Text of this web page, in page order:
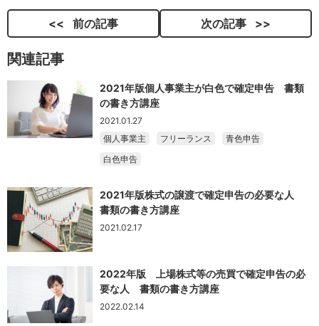
前の記事 次の記事
関連記事
2021年版個人事業主が白色で確定申告 書類
の書き方講座
2021.01.27
個人事業主
フリーランス
青色申告
白色申告
2021年版株式の譲渡で確定申告の必要な人
書類の書き方講座
2021.02.17
2022年版 上場株式等の売買で確定申告の必
要な人 書類の書き方講座
2022.02.14